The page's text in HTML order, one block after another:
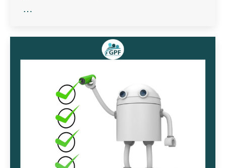
…